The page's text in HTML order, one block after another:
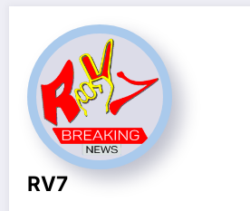
RV7